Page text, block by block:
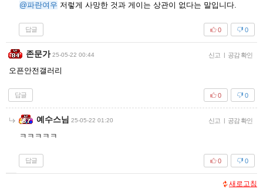
@파란여우 저렇게 사망한 것과 게이는 상관이 없다는 말입니다.
답글 0
0
존문가 25-05-22 00:44 신고 공감 확인
오픈안전갤러리
답글 0
0
예수스님 25-05-22 01:20 신고 공감 확인
ㅋㅋㅋㅋㅋ
답글 0
0
새로고침